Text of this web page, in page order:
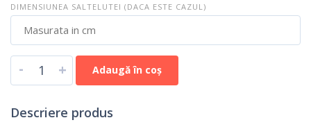
DIMENSIUNEA SALTELUTEI (DACA ESTE CAZUL)
- + Adaugă în coș
Descriere produs